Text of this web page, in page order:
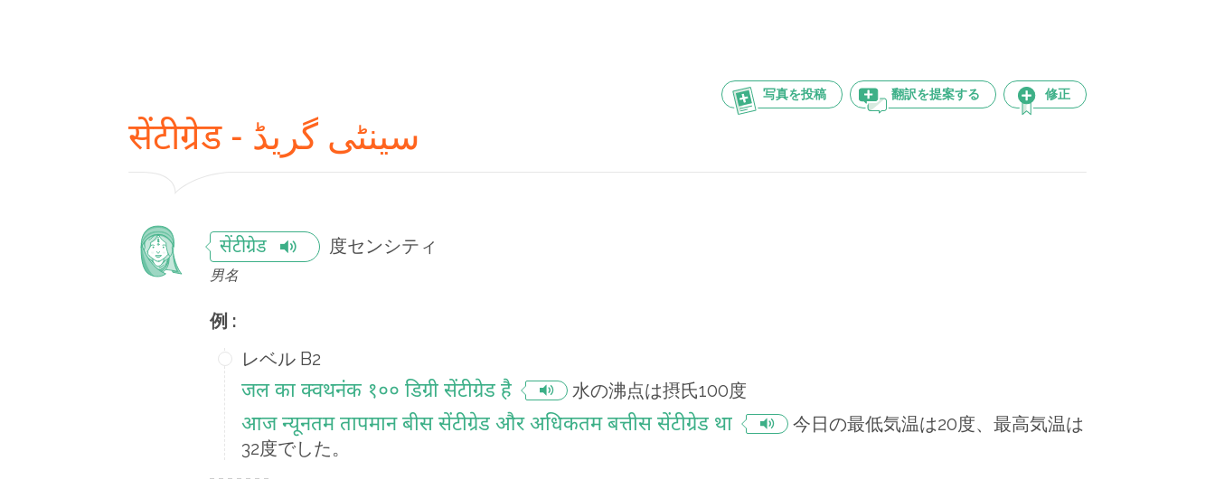
写真を投稿 翻訳を提案する 修正
सेंटीग्रेड - سینٹی گریڈ
सेंटीग्रेड 度センシティ
男名
例 :
レベル B2
जल का क्वथनंक १०० डिग्री सेंटीग्रेड है 水の沸点は摂氏100度
आज न्यूनतम तापमान बीस सेंटीग्रेड और अधिकतम बत्तीस सेंटीग्रेड था
今日の最低気温は20度、最高気温は
32度でした。